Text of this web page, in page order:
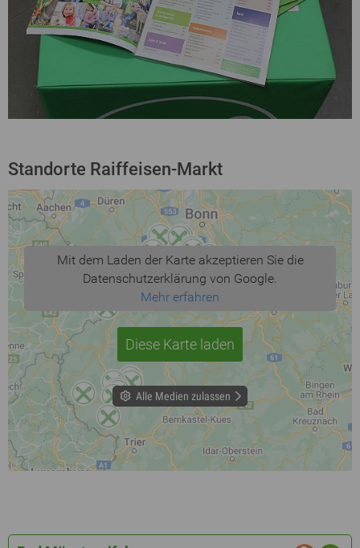
Standorte Raiffeisen-Markt
Mit dem Laden der Karte akzeptieren Sie die
Datenschutzerklärung von Google.
Mehr erfahren
Diese Karte laden
Alle Medien zulassen